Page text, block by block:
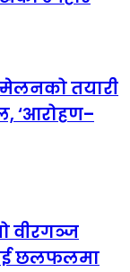
तयारी
‘आरोहण–
वीरगञ्ज
छलफलमा